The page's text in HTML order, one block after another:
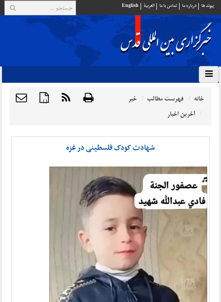
پيوند ها درباره ما تماس با ما العربية English
{ } خانه فهرست مطالب
خبر
آخرین اخبار
شهادت کودک فلسطینی در غزه